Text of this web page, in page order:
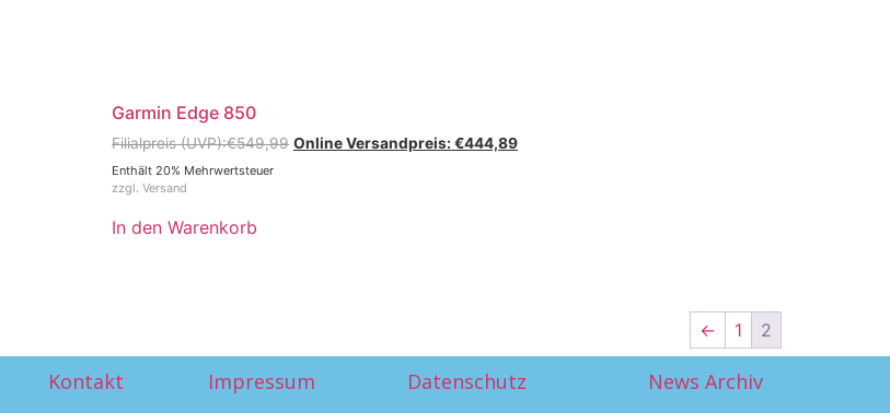
Garmin Edge 850
€549,99 €444,89
Enthält 20% Mehrwertsteuer
zzgl. Versand
In den Warenkorb
← 1 2
Kontakt Impressum Datenschutz News Archiv